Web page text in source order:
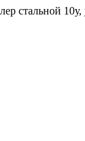
стальной